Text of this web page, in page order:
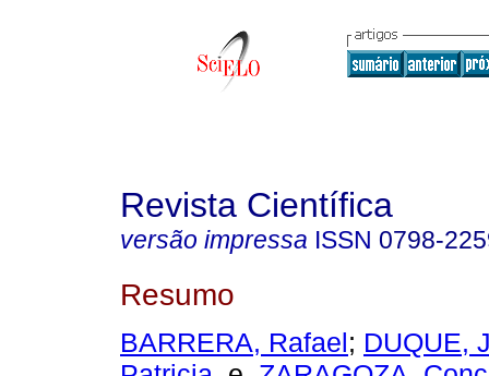
Revista Científica
versão impressa ISSN 0798-
Resumo
BARRERA, Rafael; DUQUE,